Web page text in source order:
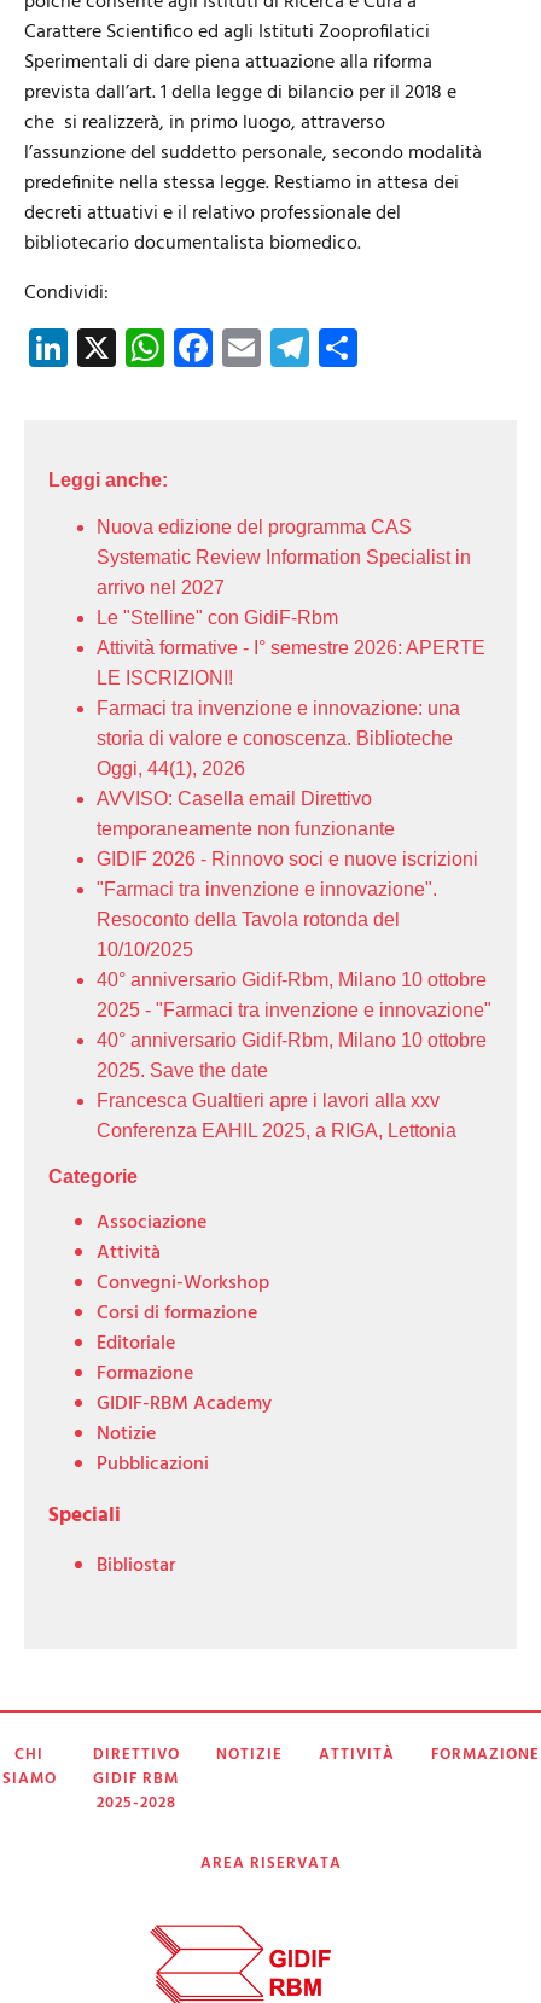
Carattere Scientifico ed agli Istituti Zooprofilatici
Sperimentali di dare piena attuazione alla riforma
prevista dall’art. 1 della legge di bilancio per il 2018 e
che si realizzerà, in primo luogo, attraverso
l’assunzione del suddetto personale, secondo modalità
predefinite nella stessa legge. Restiamo in attesa dei
decreti attuativi e il relativo professionale del
bibliotecario documentalista biomedico.
Condividi:
LinkedIn
X WhatsApp
Facebook
EmailTelegram
Leggi anche:
Nuova edizione del programma CAS
Systematic Review Information Specialist in
arrivo nel 2027
Le "Stelline" con GidiF-Rbm
Attività formative - I° semestre 2026: APERTE
LE ISCRIZIONI!
Farmaci tra invenzione e innovazione: una
storia di valore e conoscenza. Biblioteche
Oggi, 44(1), 2026
AVVISO: Casella email Direttivo
temporaneamente non funzionante
GIDIF 2026 - Rinnovo soci e nuove iscrizioni
"Farmaci tra invenzione e innovazione".
Resoconto della Tavola rotonda del
10/10/2025
40° anniversario Gidif-Rbm, Milano 10 ottobre
2025 - "Farmaci tra invenzione e innovazione"
40° anniversario Gidif-Rbm, Milano 10 ottobre
2025. Save the date
Francesca Gualtieri apre i lavori alla xxv
Conferenza EAHIL 2025, a RIGA, Lettonia
Categorie
Associazione
Attività
Convegni-Workshop
Corsi di formazione
Editoriale
Formazione
GIDIF-RBM Academy
Notizie
Pubblicazioni
Speciali
Bibliostar
CHI
SIAMO
DIRETTIVO
GIDIF RBM
2025-2028
NOTIZIE ATTIVITÀ FORMAZIONE
AREA RISERVATA